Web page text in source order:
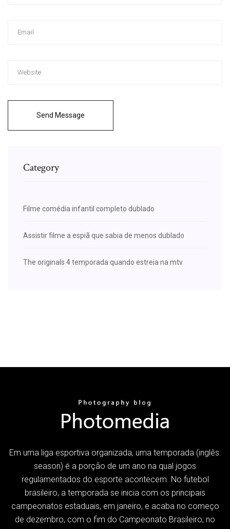
Send Message
Category
Filme comédia infantil completo dublado
Assistir filme a espiã que sabia de menos dublado
The originals 4 temporada quando estreia na mtv
Em uma liga esportiva organizada, uma temporada (inglês:
season) é a porção de um ano na qual jogos
regulamentados do esporte acontecem. No futebol
brasileiro, a temporada se inicia com os principais
campeonatos estaduais, em janeiro, e acaba no começo
de dezembro, com o fim do Campeonato Brasileiro; no